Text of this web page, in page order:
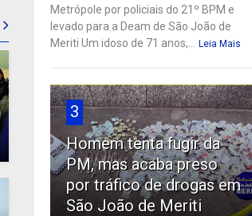
Metrópole por policiais do 21º BPM e
levado para a Deam de São João de
Meriti Um idoso de 71 anos,...
Leia Mais
3
Homem tenta fugir da
PM, mas acaba preso
por tráfico de drogas em
São João de Meriti